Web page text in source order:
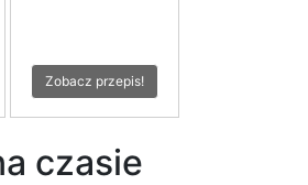
Zobacz przepis!
czasie